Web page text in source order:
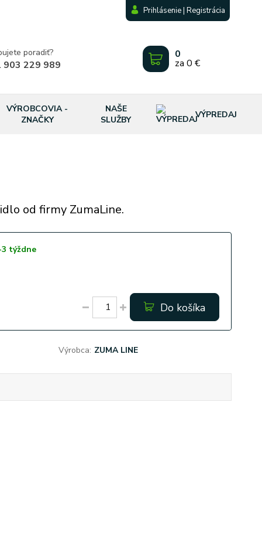
Prihlásenie | Registrácia
poradiť?
903 229 989
0
za 0 €
VÝROBCOVIA -
ZNAČKY
NAŠE
SLUŽBY
VÝPREDAJ
od firmy ZumaLine.
3 týždne
Do košíka
Výrobca: ZUMA LINE